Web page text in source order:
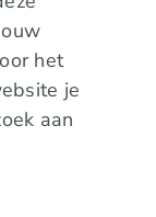
het
je
aan